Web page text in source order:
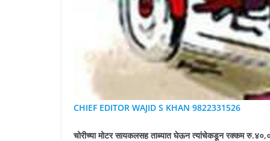
CHIEF EDITOR WAJID S KHAN 9822331526
चोरीच्या मोटर सायकलसह ताब्यात घेऊन त्यांचेकडून रक्कम